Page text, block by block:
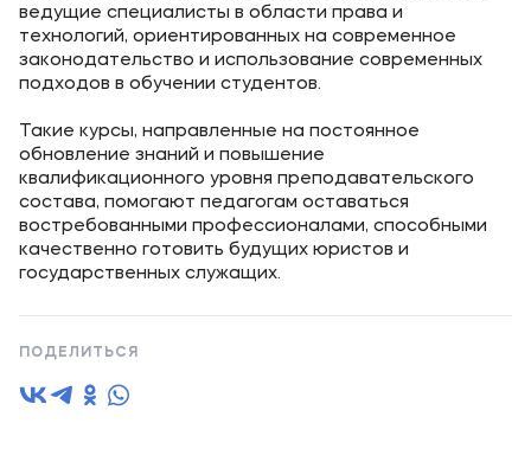
ведущие специалисты в области права и
технологий, ориентированных на современное
законодательство и использование современных
подходов в обучении студентов.
Такие курсы, направленные на постоянное
обновление знаний и повышение
квалификационного уровня преподавательского
состава, помогают педагогам оставаться
востребованными профессионалами, способными
качественно готовить будущих юристов и
государственных служащих.
ПОДЕЛИТЬСЯ